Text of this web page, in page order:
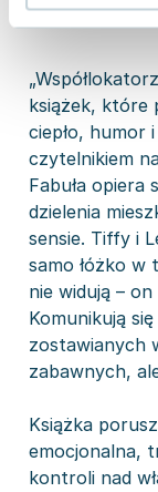
książek, które
ciepło, humor
czytelnikiem
Fabuła opiera
dzielenia
sensie. Tiffy i
samo łóżko w
nie widują –
Komunikują
zostawianych
zabawnych,
Książka
emocjonalna,
kontroli nad